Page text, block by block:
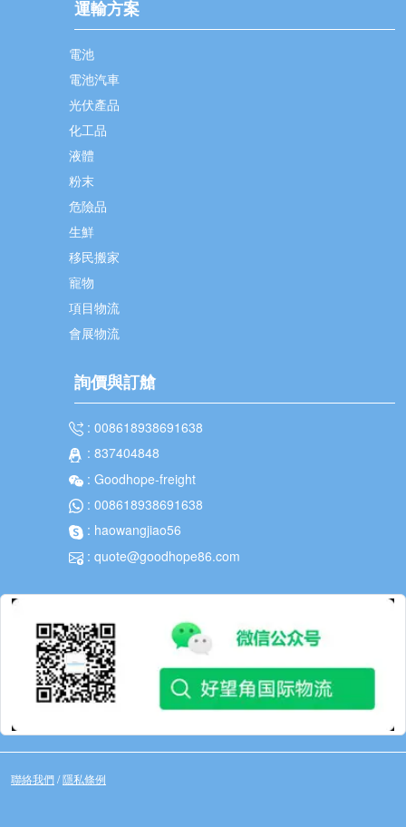
運輸方案
電池
電池汽車
光伏產品
化工品
液體
粉末
危險品
生鮮
移民搬家
寵物
項目物流
會展物流
詢價與訂艙
: 008618938691638
: 837404848
: Goodhope-freight
: 008618938691638
: haowangjiao56
: quote@goodhope86.com
聯絡我們/隱私條例